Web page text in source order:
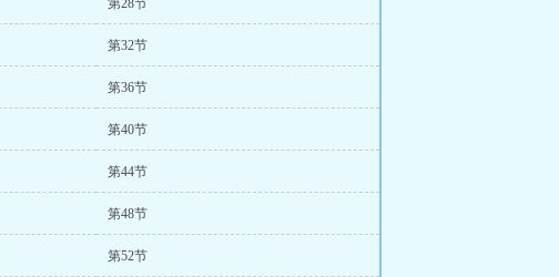
第28节
第32节
第36节
第40节
第44节
第48节
第52节